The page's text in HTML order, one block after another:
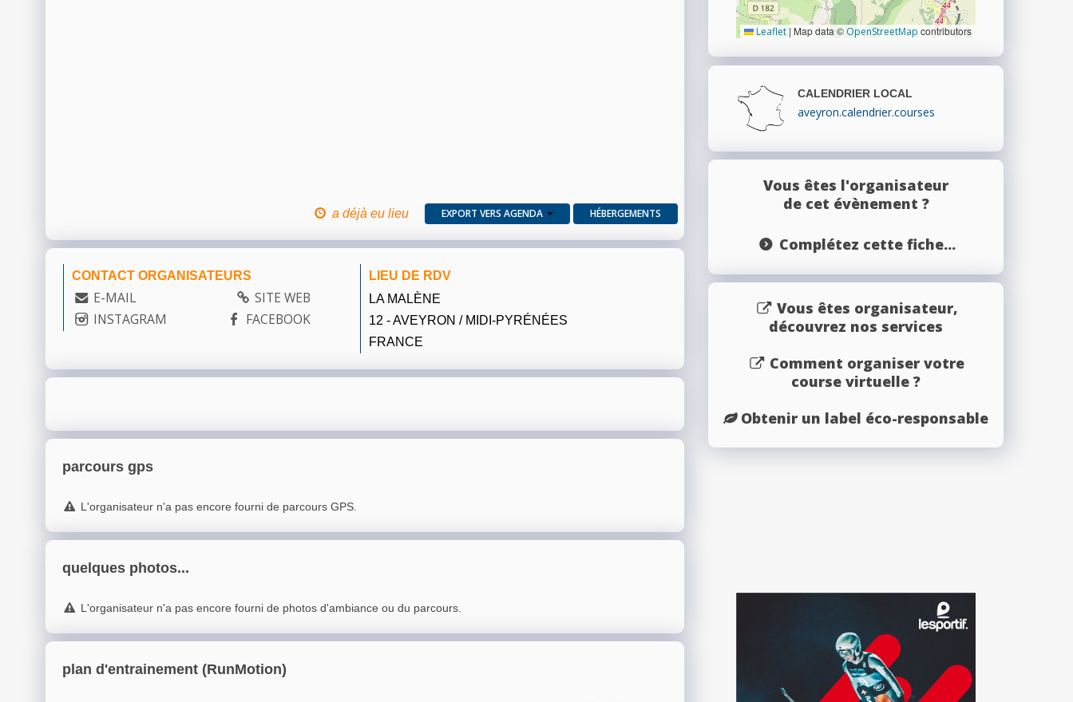
a déjà eu lieu EXPORT VERS AGENDA HÉBERGEMENTS
CONTACT ORGANISATEURS
E-MAIL
SITE WEB
INSTAGRAM
FACEBOOK
LIEU DE RDV
LA MALÈNE
12 - AVEYRON / MIDI-PYRÉNÉES
FRANCE
parcours gps
L'organisateur n'a pas encore fourni de parcours GPS.
quelques photos...
L'organisateur n'a pas encore fourni de photos d'ambiance ou du parcours.
plan d'entrainement (RunMotion)
Leaflet | Map data © OpenStreetMap contributors
CALENDRIER LOCAL
aveyron.calendrier.courses
Vous êtes l'organisateur
de cet évènement ?
Complétez cette fiche...
Vous êtes organisateur,
découvrez nos services
Comment organiser votre
course virtuelle ?
Obtenir un label éco-responsable